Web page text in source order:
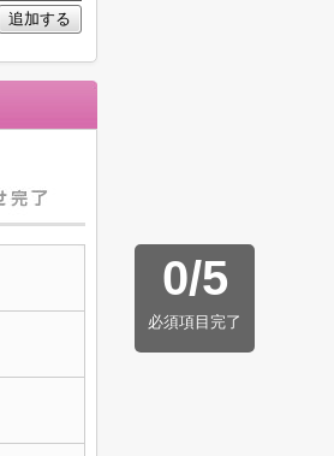
追加する
0/5
必須項目完了